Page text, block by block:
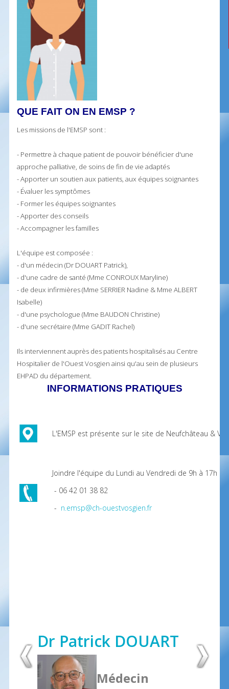
QUE FAIT ON EN EMSP ?
Les missions de l'EMSP sont :
- Permettre à chaque patient de pouvoir bénéficier d'une
approche palliative, de soins de fin de vie adaptés
- Apporter un soutien aux patients, aux équipes soignantes
- Évaluer les symptômes
- Former les équipes soignantes
- Apporter des conseils
- Accompagner les familles
L'équipe est composée :
- d'un médecin (Dr DOUART Patrick),
- d'une cadre de santé (Mme CONROUX Maryline)
- de deux infirmières (Mme SERRIER Nadine & Mme ALBERT
Isabelle)
- d'une psychologue (Mme BAUDON Christine)
- d'une secrétaire (Mme GADIT Rachel)
Ils interviennent auprès des patients hospitalisés au Centre
Hospitalier de l'Ouest Vosgien ainsi qu'au sein de plusieurs
EHPAD du département.
INFORMATIONS PRATIQUES
L'EMSP est présente sur le site de Neufchâteau &
Joindre l'équipe du Lundi au Vendredi de 9h à 17h :
- 06 42 01 38 82
- n.emsp@ch-ouestvosgien.fr
Dr Patrick DOUART
Médecin